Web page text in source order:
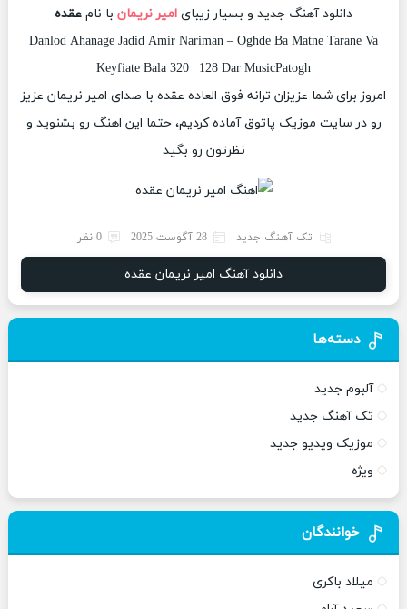
دانلود آهنگ جدید و بسیار زیبای امیر نریمان با نام عقده
Danlod Ahanage Jadid Amir Nariman – Oghde Ba Matne Tarane Va
Keyfiate Bala 320 | 128 Dar MusicPatogh
امروز برای شما عزیزان ترانه فوق العاده عقده با صدای امیر نریمان عزیز
رو در سایت موزیک پاتوق آماده کردیم، حتما این اهنگ رو بشنوید و
نظرتون رو بگید
تک آهنگ جدید 28 آگوست 2025 0 نظر
دانلود آهنگ امیر نریمان عقده
دسته‌ها
آلبوم جدید
تک آهنگ جدید
موزیک ویدیو جدید
ویژه
خوانندگان
میلاد باکری